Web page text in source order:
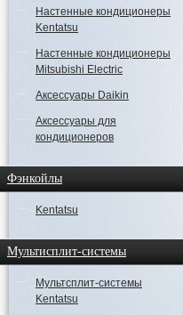
Настенные кондиционеры
Kentatsu
Настенные кондиционеры
Mitsubishi Electric
Аксессуары Daikin
Аксессуары для
кондиционеров
Фэнкойлы
Kentatsu
Мультисплит-системы
Мультсплит-системы
Kentatsu